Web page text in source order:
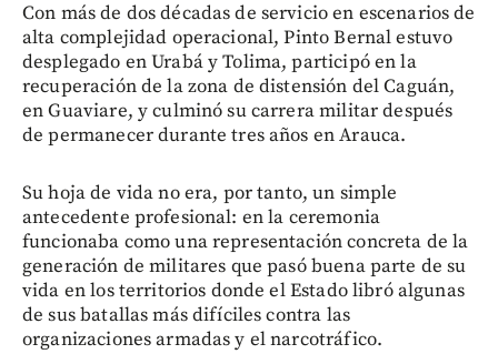
Con más de dos décadas de servicio en escenarios de
alta complejidad operacional, Pinto Bernal estuvo
desplegado en Urabá y Tolima, participó en la
recuperación de la zona de distensión del Caguán,
en Guaviare, y culminó su carrera militar después
de permanecer durante tres años en Arauca.
Su hoja de vida no era, por tanto, un simple
antecedente profesional: en la ceremonia
funcionaba como una representación concreta de la
generación de militares que pasó buena parte de su
vida en los territorios donde el Estado libró algunas
de sus batallas más difíciles contra las
organizaciones armadas y el narcotráfico.